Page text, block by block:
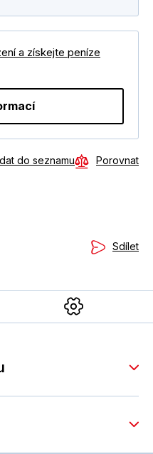
a získejte peníze
do seznamu Porovnat
Sdílet